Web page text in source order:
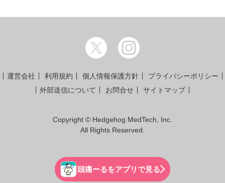
頭痛ーるをアプリで見る
運営会社 利用規約 個人情報保護方針
プライバシーポリシー
外部送信について
お問合せ サイトマップ
Copyright © Hedgehog MedTech, Inc.
All Rights Reserved.